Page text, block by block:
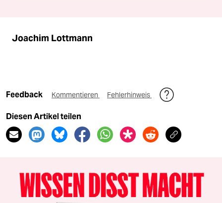
Joachim Lottmann
Feedback Kommentieren Fehlerhinweis
Diesen Artikel teilen